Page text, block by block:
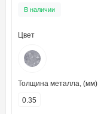
В наличии
Цвет
Толщина металла, (мм)
0.35